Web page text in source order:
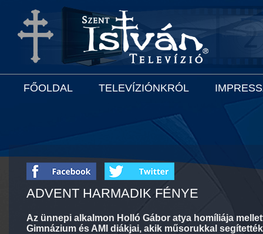
FŐOLDAL TELEVÍZIÓNKRÓL
ADVENT HARMADIK FÉNYE
Az ünnepi alkalmon Holló Gábor atya homíliája
Gimnázium és AMI diákjai, akik műsorukkal